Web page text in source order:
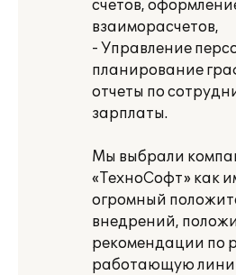
счетов,
взаиморасчетов,
- Управление
планирование
отчеты по
зарплаты.
Мы выбрали
«ТехноСофт» как
огромный
внедрений,
рекомендации по
работающую